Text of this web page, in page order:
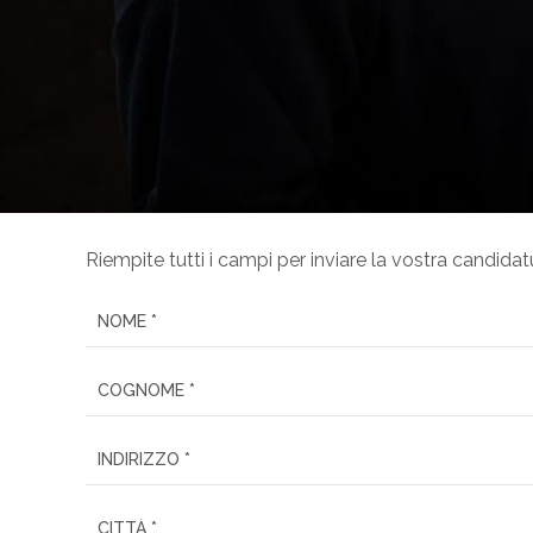
Riempite tutti i campi per inviare la vostra